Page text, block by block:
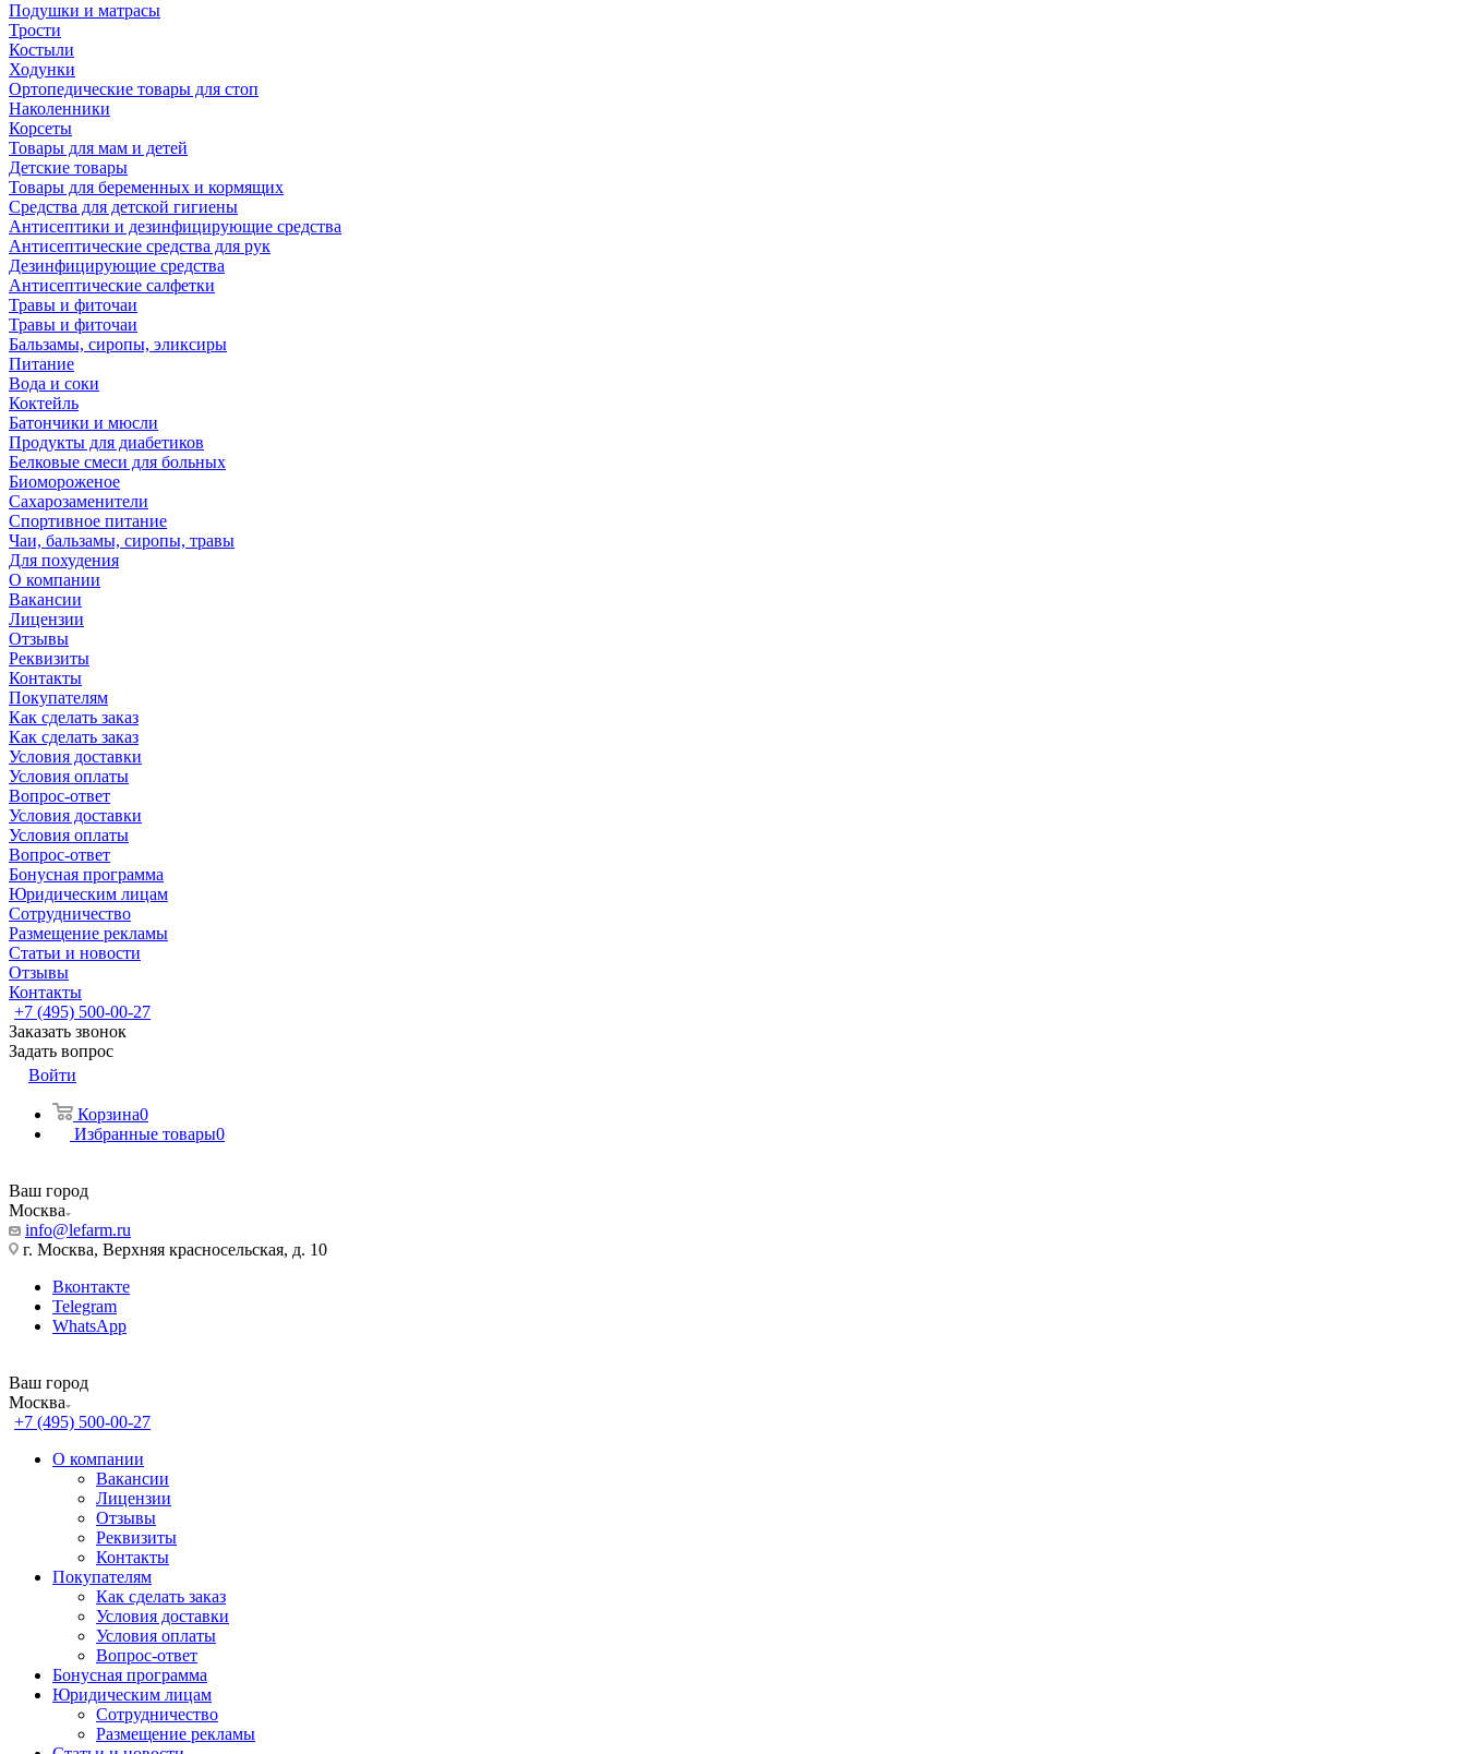
Подушки и матрасы
Трости
Костыли
Ходунки
Ортопедические товары для стоп
Наколенники
Корсеты
Товары для мам и детей
Детские товары
Товары для беременных и кормящих
Средства для детской гигиены
Антисептики и дезинфицирующие средства
Антисептические средства для рук
Дезинфицирующие средства
Антисептические салфетки
Травы и фиточаи
Травы и фиточаи
Бальзамы, сиропы, эликсиры
Питание
Вода и соки
Коктейль
Батончики и мюсли
Продукты для диабетиков
Белковые смеси для больных
Биомороженое
Сахарозаменители
Спортивное питание
Чаи, бальзамы, сиропы, травы
Для похудения
О компании
Вакансии
Лицензии
Отзывы
Реквизиты
Контакты
Покупателям
Как сделать заказ
Как сделать заказ
Условия доставки
Условия оплаты
Вопрос-ответ
Условия доставки
Условия оплаты
Вопрос-ответ
Бонусная программа
Юридическим лицам
Сотрудничество
Размещение рекламы
Статьи и новости
Отзывы
Контакты
+7 (495) 500-00-27
Заказать звонок
Задать вопрос
Войти
Корзина0
Избранные товары0
Ваш город
Москва
info@lefarm.ru
г. Москва, Верхняя красносельская, д. 10
Вконтакте
Telegram
WhatsApp
Ваш город
Москва
+7 (495) 500-00-27
О компании
Вакансии
Лицензии
Отзывы
Реквизиты
Контакты
Покупателям
Как сделать заказ
Условия доставки
Условия оплаты
Вопрос-ответ
Бонусная программа
Юридическим лицам
Сотрудничество
Размещение рекламы